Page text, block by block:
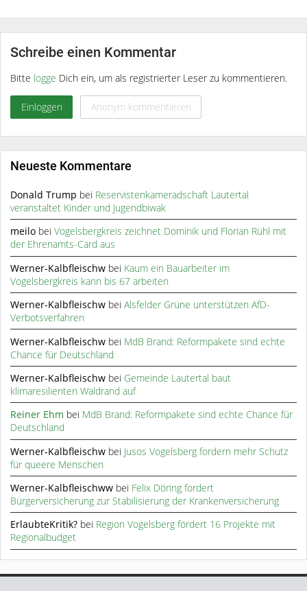
Schreibe einen Kommentar
Bitte logge Dich ein, um als registrierter Leser zu kommentieren.
Einloggen Anonym kommentieren
Neueste Kommentare
Donald Trump bei Reservistenkameradschaft Lautertal
veranstaltet Kinder und Jugendbiwak
meilo beiVogelsbergkreis zeichnet Dominik und Florian Rühl mit
der Ehrenamts-Card aus
Werner-Kalbfleischw bei Kaum ein Bauarbeiter im
Vogelsbergkreis kann bis 67 arbeiten
Werner-Kalbfleischw beiAlsfelder Grüne unterstützen AfD-
Verbotsverfahren
Werner-Kalbfleischw bei MdB Brand: Reformpakete sind echte
Chance für Deutschland
Werner-Kalbfleischw bei Gemeinde Lautertal baut
klimaresilienten Waldrand auf
Reiner Ehm bei MdB Brand: Reformpakete sind echte Chance für
Deutschland
Werner-Kalbfleischw bei Jusos Vogelsberg fordern mehr Schutz
für queere Menschen
Werner-Kalbfleischww bei Felix Döring fordert
Bürgerversicherung zur Stabilisierung der Krankenversicherung
ErlaubteKritik? bei Region Vogelsberg fördert 16 Projekte mit
Regionalbudget